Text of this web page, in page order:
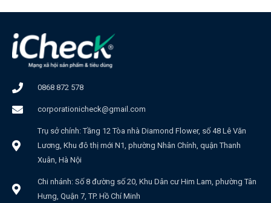
0868 872 578
corporationicheck@gmail.com
Trụ sở chính: Tầng 12 Tòa nhà Diamond Flower, số 48 Lê Văn
Lương, Khu đô thị mới N1, phường Nhân Chính, quận Thanh
Xuân, Hà Nội
Chi nhánh: Số 8 đường số 20, Khu Dân cư Him Lam, phường Tân
Hưng, Quận 7, TP. Hồ Chí Minh